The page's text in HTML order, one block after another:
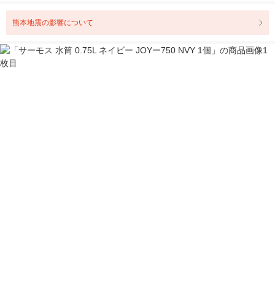
熊本地震の影響について